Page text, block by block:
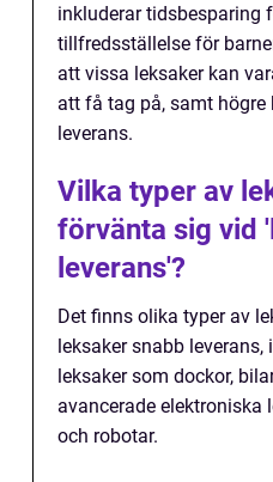
inkluderar tidsbesparing
tillfredsställelse för
att vissa leksaker kan
att få tag på, samt
leverans.
Vilka typer av
förvänta sig vid
leverans'?
Det finns olika typer av
leksaker snabb
leksaker som dockor,
avancerade elektroniska
och robotar.